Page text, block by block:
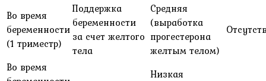
Во время
беременности
(1 триместр)
Поддержка
беременности
за счет желтого
тела
Средняя
(выработка
прогестерона
желтым телом)
Во время
Низкая